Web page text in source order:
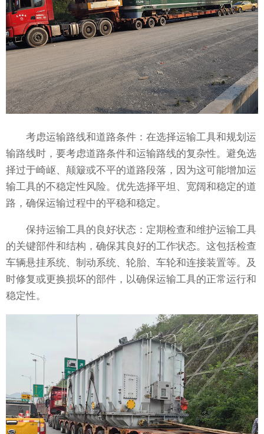
考虑运输路线和道路条件：在选择运输工具和规划运
输路线时，要考虑道路条件和运输路线的复杂性。避免选
择过于崎岖、颠簸或不平的道路段落，因为这可能增加运
输工具的不稳定性风险。优先选择平坦、宽阔和稳定的道
路，确保运输过程中的平稳和稳定。
保持运输工具的良好状态：定期检查和维护运输工具
的关键部件和结构，确保其良好的工作状态。这包括检查
车辆悬挂系统、制动系统、轮胎、车轮和连接装置等。及
时修复或更换损坏的部件，以确保运输工具的正常运行和
稳定性。